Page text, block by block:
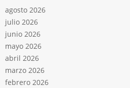
agosto 2026
julio 2026
junio 2026
mayo 2026
abril 2026
marzo 2026
febrero 2026